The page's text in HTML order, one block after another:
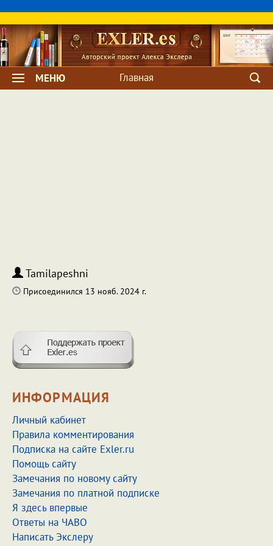
МЕНЮ Главная
Tamilapeshni
Присоединился 13 нояб. 2024 г.
ИНФОРМАЦИЯ
Личный кабинет
Правила комментирования
Подписка на сайте Exler.ru
Помощь сайту
Замечания по новому сайту
Замечания по платной подписке
Я здесь впервые
Ответы на ЧАВО
Написать Экслеру